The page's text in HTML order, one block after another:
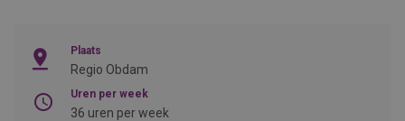
Plaats
Regio Obdam
Uren per week
36 uren per week